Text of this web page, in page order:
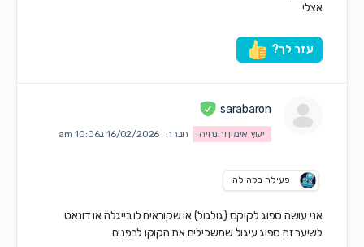
אצלי
עזר לך?
sarabaron
יעוץ אימון והנחיה חברה 16/02/2026 ב10:06 am
פעילה בקהילה
אני עושהספוג לקוקס (גולגול) או שקוראים לו בייגלה או דונאט
לשיער זה ספוג עיגול שמשכילים את הקוקו לבפנים